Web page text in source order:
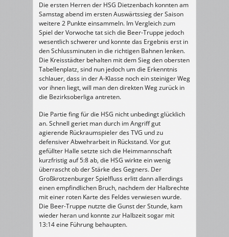
Die ersten Herren der HSG Dietzenbach konnten am
Samstag abend im ersten Auswärtssieg der Saison
weitere 2 Punkte einsammeln. Im Vergleich zum
Spiel der Vorwoche tat sich die Beer-Truppe jedoch
wesentlich schwerer und konnte das Ergebnis erst in
den Schlussminuten in die richtigen Bahnen lenken.
Die Kreisstädter behalten mit dem Sieg den obersten
Tabellenplatz, sind nun jedoch um die Erkenntnis
schlauer, dass in der A-Klasse noch ein steiniger Weg
vor ihnen liegt, will man den direkten Weg zurück in
die Bezirksoberliga antreten.
Die Partie fing für die HSG nicht unbedingt glücklich
an. Schnell geriet man durch im Angriff gut
agierende Rückraumspieler des TVG und zu
defensiver Abwehrarbeit in Rückstand. Vor gut
gefüllter Halle setzte sich die Heimmannschaft
kurzfristig auf 5:8 ab, die HSG wirkte ein wenig
überrascht ob der Stärke des Gegners. Der
Großkrotzenburger Spielfluss erlitt dann allerdings
einen empfindlichen Bruch, nachdem der Halbrechte
mit einer roten Karte des Feldes verwiesen wurde.
Die Beer-Truppe nutzte die Gunst der Stunde, kam
wieder heran und konnte zur Halbzeit sogar mit
13:14 eine Führung behaupten.